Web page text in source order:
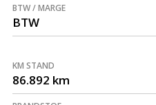
BTW / MARGE
BTW
KM STAND
86.892 km